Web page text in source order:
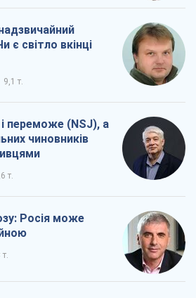
є світло вкінці
9,1 т.
переможе (NSJ), а
чиновників
т.
Росія може